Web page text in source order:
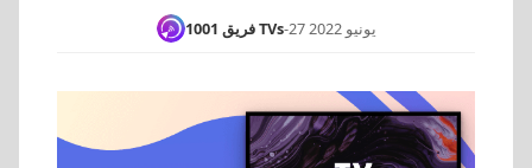
فريق 1001 TVs- 27 يونيو 2022